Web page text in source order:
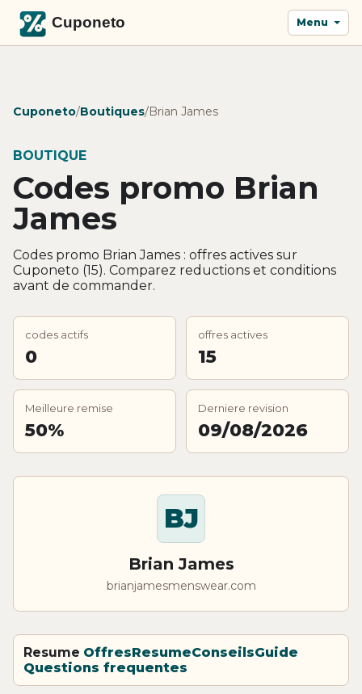
Menu
Cuponeto/Boutiques/Brian James
BOUTIQUE
Codes promo Brian
James
Codes promo Brian James : offres actives sur
Cuponeto (15). Comparez reductions et conditions
avant de commander.
codes actifs
0
offres actives
15
Meilleure remise
50%
Derniere revision
09/08/2026
BJ
Brian James
brianjamesmenswear.com
Resume OffresResumeConseilsGuide
Questions frequentes